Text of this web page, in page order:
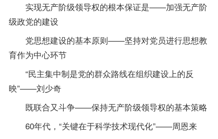
实现无产阶级领导权的根本保证是——加强无产阶
级政党的建设
党思想建设的基本原则——坚持对党员进行思想教
育作为中心环节
“民主集中制是党的群众路线在组织建设上的反
映”——刘少奇
既联合又斗争——保持无产阶级领导权的基本策略
60年代，“关键在于科学技术现代化”——周恩来